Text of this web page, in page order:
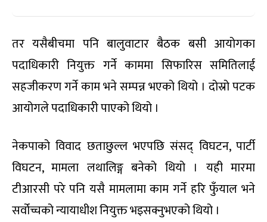
तर यसैबीचमा पनि बालुवाटार बैठक बसी आयोगका
पदाधिकारी नियुक्त गर्ने काममा सिफारिस समितिलाई
सहजीकरण गर्ने काम भने सम्पन्न भएको थियो । दोस्रो पटक
आयोगले पदाधिकारी पाएको थियो ।
नेकपाको विवाद छताछुल्ल भएपछि संसद् विघटन, पार्टी
विघटन, मामला लथालिङ्ग बनेको थियो । यही मारमा
टीआरसी परे पनि यसै मामलामा काम गर्ने हरि फुँयाल भने
सर्वोच्चको न्यायाधीश नियुक्त भइसक्नुभएको थियो ।